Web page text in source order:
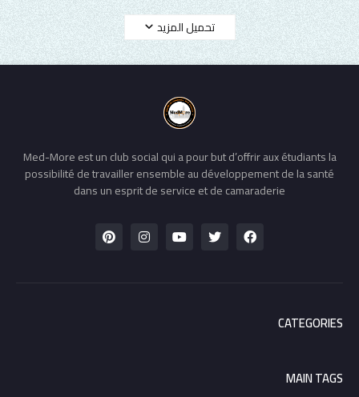
تحميل المزيد
Med-More est un club social qui a pour but d’offrir aux étudiants la
possibilité de travailler ensemble au développement de la santé
dans un esprit de service et de camaraderie
CATEGORIES
MAIN TAGS